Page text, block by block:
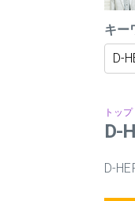
キー
トップ
D-
D-